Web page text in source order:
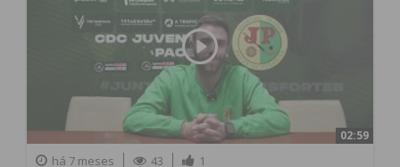
02:59
há 7 meses 43 1